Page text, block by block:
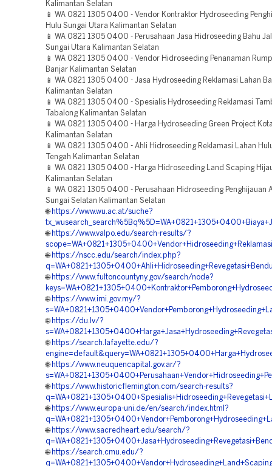
Kalimantan Selatan
📱 WA 0821 1305 0400 - Vendor Kontraktor Hydroseeding
Hulu Sungai Utara Kalimantan Selatan
📱 WA 0821 1305 0400 - Perusahaan Jasa Hidroseeding Bahu
Sungai Utara Kalimantan Selatan
📱 WA 0821 1305 0400 - Vendor Hidroseeding Penanaman
Banjar Kalimantan Selatan
📱 WA 0821 1305 0400 - Jasa Hydroseeding Reklamasi Lahan
Kalimantan Selatan
📱 WA 0821 1305 0400 - Spesialis Hydroseeding Reklamasi
Tabalong Kalimantan Selatan
📱 WA 0821 1305 0400 - Harga Hydroseeding Green Project
Kalimantan Selatan
📱 WA 0821 1305 0400 - Ahli Hidroseeding Reklamasi Lahan
Tengah Kalimantan Selatan
📱 WA 0821 1305 0400 - Harga Hidroseeding Land Scaping
Kalimantan Selatan
📱 WA 0821 1305 0400 - Perusahaan Hidroseeding Penghijauan
Sungai Selatan Kalimantan Selatan
🌐 https://www.wu.ac.at/suche?
🌐 https://www.valpo.edu/search-results/?
🌐 https://nscc.edu/search/index.php?
🌐 https://www.fultoncountyny.gov/search/node?
🌐 https://www.imi.gov.my/?
🌐 https://du.lv/?
🌐 https://search.lafayette.edu/?
🌐 https://www.neuquencapital.gov.ar/?
🌐 https://www.historicflemington.com/search-results?
🌐 https://www.europa-uni.de/en/search/index.html?
🌐 https://www.sacredheart.edu/search/?
🌐 https://search.cmu.edu/?